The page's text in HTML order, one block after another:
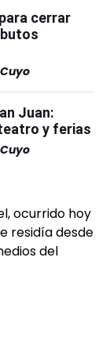
cerrar
Juan:
y ferias
ocurrido hoy
residía desde
del